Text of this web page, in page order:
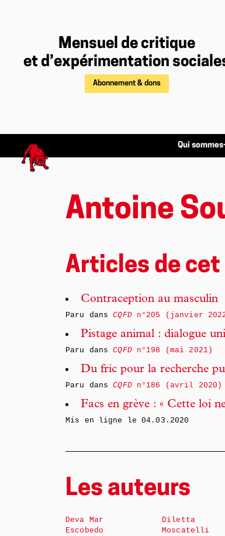
Mensuel de critique
et d’expérimentation
Abonnement & dons
Qui
Antoine
Articles de
Contraception au masculin
Paru dansCQFDn°205 (janvier
Pistage animal : dialogue
Paru dansCQFDn°198 (mai 2021)
Du fric pour la recherche
Paru dansCQFDn°186 (avril 2020)
Facs en grève : « Cette loi
Mis en ligne le04.03.2020
Les auteurs
Deva Mar
Escobedo
Diletta
Moscatelli